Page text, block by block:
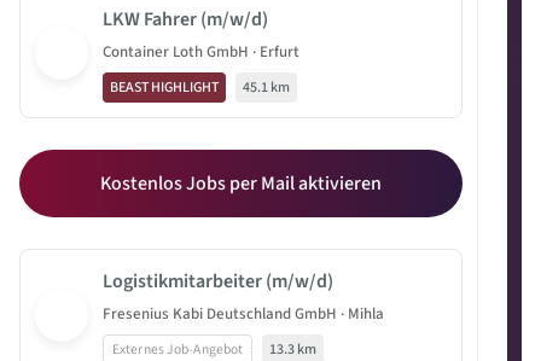
LKW Fahrer (m/w/d)
Container Loth GmbH · Erfurt
BEAST HIGHLIGHT 45.1 km
Kostenlos Jobs per Mail aktivieren
Logistikmitarbeiter (m/w/d)
Fresenius Kabi Deutschland GmbH · Mihla
Externes Job-Angebot 13.3 km